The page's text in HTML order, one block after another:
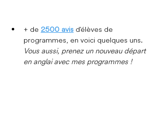
+ de 2500 avis d'élèves de
programmes, en voici quelques uns.
Vous aussi, prenez un nouveau départ
en anglai avec mes programmes !